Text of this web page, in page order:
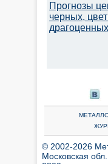
Прогнозы
черных,
© 2002-2026
Московская